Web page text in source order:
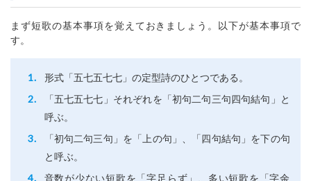
まず短歌の基本事項を覚えておきましょう。以下が基本事項で
す。
形式「五七五七七」の定型詩のひとつである。
「五七五七七」それぞれを「初句二句三句四句結句」と
呼ぶ。
「初句二句三句」を「上の句」、「四句結句」を下の句
と呼ぶ。
音数が少ない短歌を「字足らず」、多い短歌を「字余